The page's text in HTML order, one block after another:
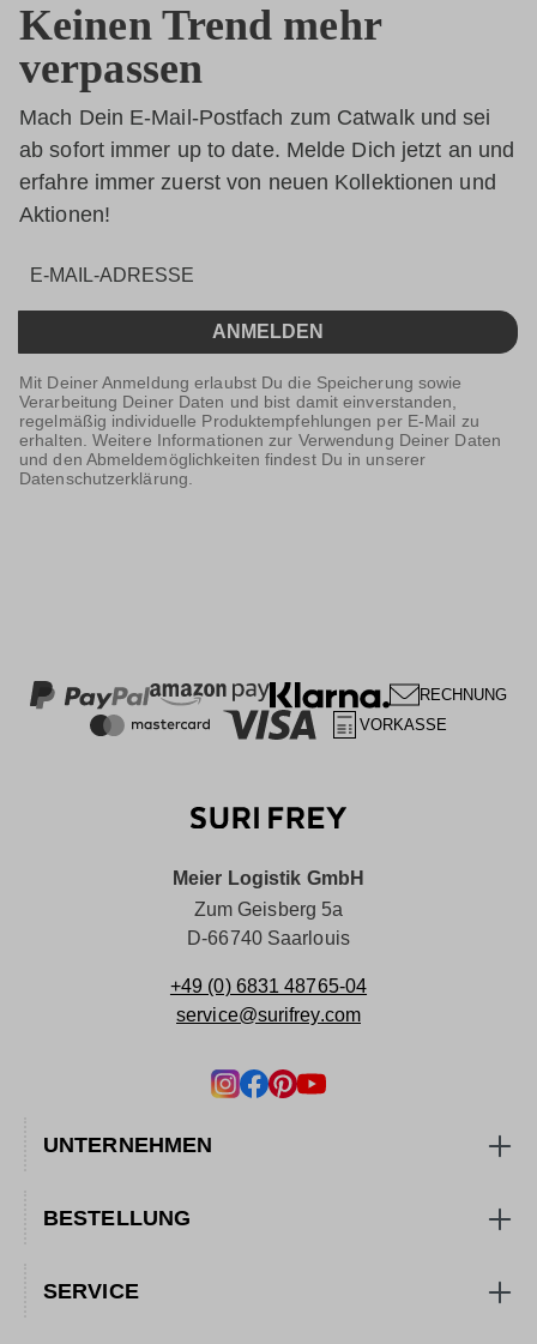
Keinen Trend mehr
verpassen
Mach Dein E-Mail-Postfach zum Catwalk und sei
ab sofort immer up to date. Melde Dich jetzt an und
erfahre immer zuerst von neuen Kollektionen und
Aktionen!
ANMELDEN
Mit Deiner Anmeldung erlaubst Du die Speicherung sowie
Verarbeitung Deiner Daten und bist damit einverstanden,
regelmäßig individuelle Produktempfehlungen per E-Mail zu
erhalten. Weitere Informationen zur Verwendung Deiner Daten
und den Abmeldemöglichkeiten findest Du in unserer
Datenschutzerklärung.
RECHNUNG
VORKASSE
Meier Logistik GmbH
Zum Geisberg 5a
D-66740 Saarlouis
+49 (0) 6831 48765-04
service@surifrey.com
UNTERNEHMEN
BESTELLUNG
SERVICE